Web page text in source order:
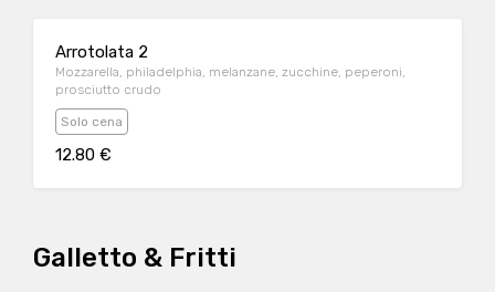
Arrotolata 2
Mozzarella, philadelphia, melanzane, zucchine, peperoni,
prosciutto crudo
Solo cena
12.80 €
Galletto & Fritti